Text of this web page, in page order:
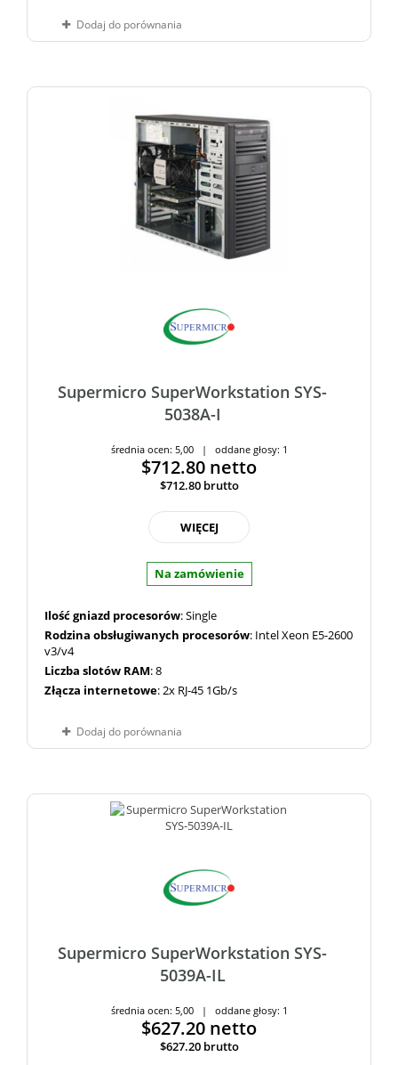
Dodaj do porównania
Supermicro SuperWorkstation SYS-
5038A-I
średnia ocen: 5,00 | oddane głosy: 1
$712.80 netto
$712.80 brutto
WIĘCEJ
Na zamówienie
Ilość gniazd procesorów: Single
Rodzina obsługiwanych procesorów: Intel Xeon E5-2600
v3/v4
Liczba slotów RAM: 8
Złącza internetowe: 2x RJ-45 1Gb/s
Dodaj do porównania
Supermicro SuperWorkstation SYS-
5039A-IL
średnia ocen: 5,00 | oddane głosy: 1
$627.20 netto
$627.20 brutto